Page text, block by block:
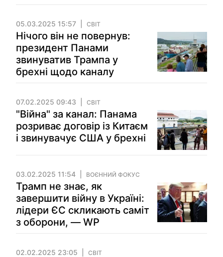
05.03.2025 15:57 СВІТ
Нічого він не повернув:
президент Панами
звинуватив Трампа у
брехні щодо каналу
07.02.2025 09:43 СВІТ
"Війна" за канал: Панама
розриває договір із Китаєм
і звинувачує США у брехні
03.02.2025 11:54 ВОЄННИЙ ФОКУС
Трамп не знає, як
завершити війну в Україні:
лідери ЄС скликають саміт
з оборони, — WP
02.02.2025 23:05 СВІТ